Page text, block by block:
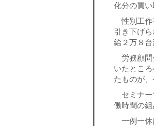
化分の買い
性別工作
引き下げ
給２万８台
労務顧問
いたとこ
たものが
セミナー
働時間の
一例一休